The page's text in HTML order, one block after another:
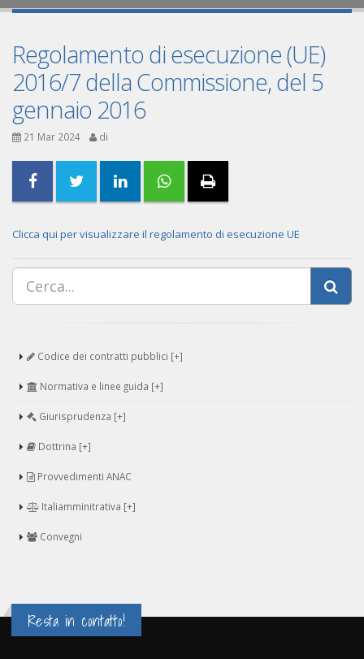
Regolamento di esecuzione (UE)
2016/7 della Commissione, del 5
gennaio 2016
21 Mar 2024 di
Clicca qui per visualizzare il regolamento di esecuzione UE
Codice dei contratti pubblici [+]
Normativa e linee guida [+]
Giurisprudenza [+]
Dottrina [+]
Provvedimenti ANAC
Italiamminitrativa [+]
Convegni
Resta in contatto!